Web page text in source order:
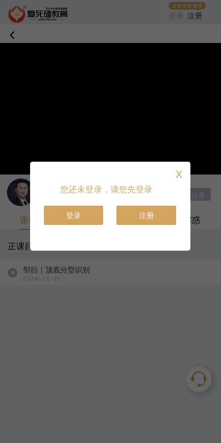
登录 注册
讲师：邹衍 | 首席讲师
分享
课程目录 答疑解惑
正课目录
邹衍｜顶底分型识别
2024-12-31
X
您还未登录，请您先登录
登录 注册